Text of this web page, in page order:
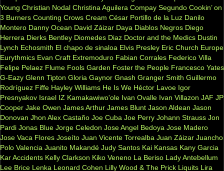
Young Christian Nodal Christina Aguilera Compay Segundo Cookin’ on
3 Burners Counting Crows Cream César Portillo de la Luz Danilo
Montero Danny Ocean David Záizar Daya Diablos Negros Diego
Herrera Dierks Bentley Diomedes Diaz Doctor and the Medics Dustin
Lynch Echosmith El chapo de sinaloa Elvis Presley Eric Church Europe
Eurythmics Evan Craft Extremoduro Fabian Corrales Federico Villa
Felipe Pelaez Flume Fools Garden Foster the People Francesco Yates
G-Eazy Glenn Tipton Gloria Gaynor Gnash Granger Smith Guillermo
Rodríguez Fiffe Hayley Williams He Is We Héctor Lavoe Igor
Presnyakov Israel IZ Kamakawiwo'ole Ivan Ovalle Ivan Villazon JAF JP
Cooper Jake Owen James Arthur James Blunt Jason Aldean Jason
Donovan Jhon Alex Castaño Joe Cuba Joe Perry Johann Strauss Jon
Pardi Jonas Blue Jorge Celedon Jose Angel Bedoya Jose Madero
Jose Vaca Flores Joseíto Juan Vicente Torrealba Juan Záizar Juancho
Polo Valencia Juanito Makandé Judy Santos Kai Kansas Kany Garcia
Kar Accidents Kelly Clarkson Kiko Veneno La Beriso Lady Antebellum
Lee Brice Lenka Leonard Cohen Lilly Wood & The Prick Liquits Lira